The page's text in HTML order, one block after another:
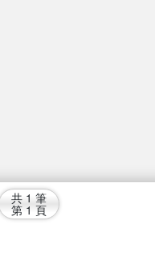
共 1 筆
第 1 頁